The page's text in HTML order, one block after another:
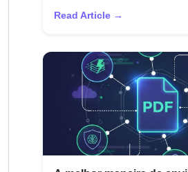
remotos
Read Article →